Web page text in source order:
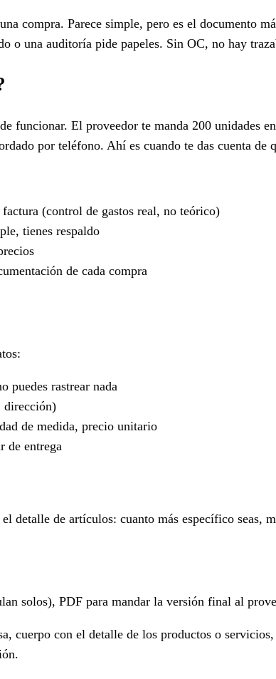
compra. Parece simple, pero es el documento
o una auditoría pide papeles. Sin OC, no hay
funcionar. El proveedor te manda 200 unidades
por teléfono. Ahí es cuando te das cuenta de
(control de gastos real, no teórico)
tienes respaldo
de cada compra
puedes rastrear nada
dirección)
de medida, precio unitario
de entrega
detalle de artículos: cuanto más específico seas,
solos), PDF para mandar la versión final al
cuerpo con el detalle de los productos o